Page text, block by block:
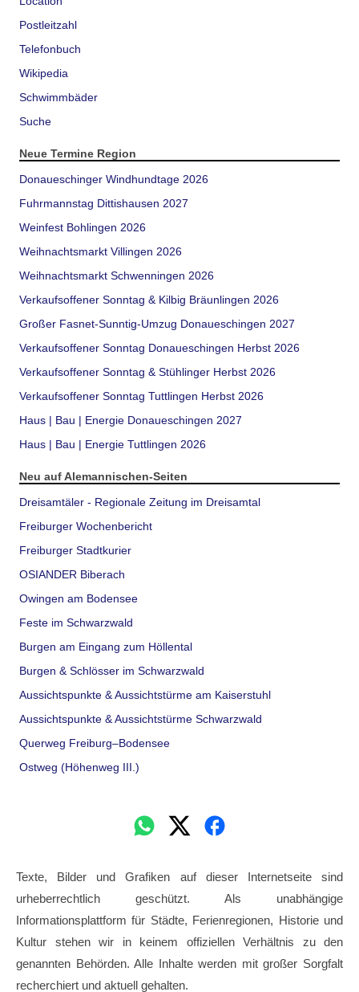
Postleitzahl
Telefonbuch
Wikipedia
Schwimmbäder
Suche
Neue Termine Region
Donaueschinger Windhundtage 2026
Fuhrmannstag Dittishausen 2027
Weinfest Bohlingen 2026
Weihnachtsmarkt Villingen 2026
Weihnachtsmarkt Schwenningen 2026
Verkaufsoffener Sonntag & Kilbig Bräunlingen 2026
Großer Fasnet-Sunntig-Umzug Donaueschingen 2027
Verkaufsoffener Sonntag Donaueschingen Herbst 2026
Verkaufsoffener Sonntag & Stühlinger Herbst 2026
Verkaufsoffener Sonntag Tuttlingen Herbst 2026
Haus | Bau | Energie Donaueschingen 2027
Haus | Bau | Energie Tuttlingen 2026
Neu auf Alemannischen-Seiten
Dreisamtäler - Regionale Zeitung im Dreisamtal
Freiburger Wochenbericht
Freiburger Stadtkurier
OSIANDER Biberach
Owingen am Bodensee
Feste im Schwarzwald
Burgen am Eingang zum Höllental
Burgen & Schlösser im Schwarzwald
Aussichtspunkte & Aussichtstürme am Kaiserstuhl
Aussichtspunkte & Aussichtstürme Schwarzwald
Querweg Freiburg–Bodensee
Ostweg (Höhenweg III.)
Texte, Bilder und Grafiken auf dieser Internetseite sind
urheberrechtlich geschützt. Als unabhängige
Informationsplattform für Städte, Ferienregionen, Historie und
Kultur stehen wir in keinem offiziellen Verhältnis zu den
genannten Behörden. Alle Inhalte werden mit großer Sorgfalt
recherchiert und aktuell gehalten.